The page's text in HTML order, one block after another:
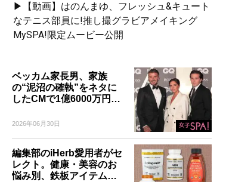
▶【動画】はのんまゆ、フレッシュ&キュート
なテニス部員に!推し撮グラビアメイキング
MySPA!限定ムービー公開
ベッカム家長男、家族
の“泥沼の確執”をネタに
したCMで1億6000万円…
2026年06月30日
編集部のiHerb愛用者がセ
レクト。健康・美容のお
悩み別、鉄板アイテム…